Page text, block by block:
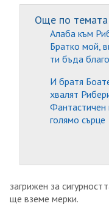
Още по темата
Алаба към
Братко мой,
ти бъда
И братя
хвалят
Фантастичен
голямо сърце
загрижен за
ще вземе мерки.